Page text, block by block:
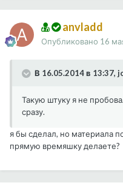
anvladd
Опубликовано 16
В 16.05.2014 в 13:37,
Такую штуку я не
сразу.
я бы сделал, но материала
прямую времяшку делаете?